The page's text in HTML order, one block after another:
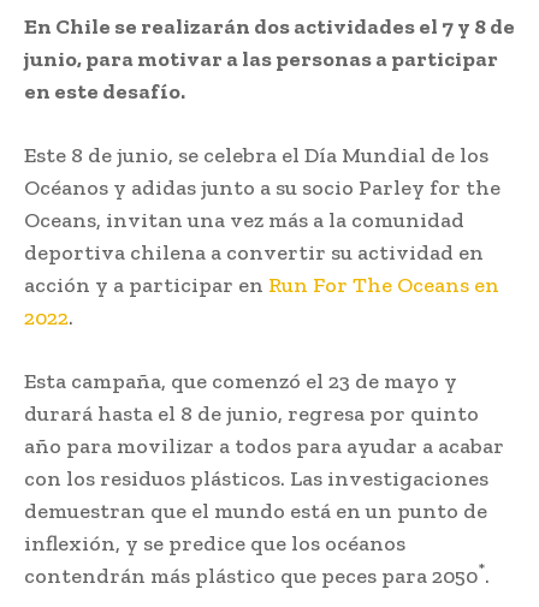
En Chile se realizarán dos actividades el 7 y 8 de
junio, para motivar a las personas a participar
en este desafío.
Este 8 de junio, se celebra el Día Mundial de los
Océanos y adidas junto a su socio Parley for the
Oceans, invitan una vez más a la comunidad
deportiva chilena a convertir su actividad en
acción y a participar en Run For The Oceans en
2022.
Esta campaña, que comenzó el 23 de mayo y
durará hasta el 8 de junio, regresa por quinto
año para movilizar a todos para ayudar a acabar
con los residuos plásticos. Las investigaciones
demuestran que el mundo está en un punto de
inflexión, y se predice que los océanos
contendrán más plástico que peces para 2050*.